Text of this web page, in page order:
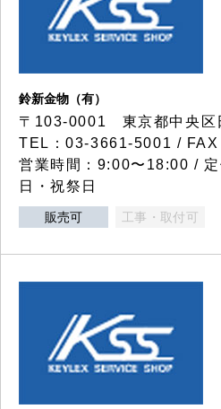
鈴新金物（有）
〒103-0001 東京都中央区
TEL：03-3661-5001 /
営業時間：9:00〜18:00 / 定
日・祝祭日
販売可 工事・取付可